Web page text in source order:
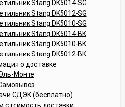
о доставке
Монте
СДЭК (бесплатно)
стоимость доставки...